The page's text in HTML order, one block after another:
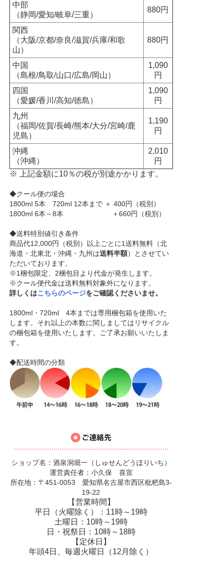
中部
（静岡/愛知/岐阜/三重）
880円
関西
（大阪/京都/奈良/滋賀/兵庫/和歌
山）
880円
中国
（島根/鳥取/山口/広島/岡山）
1,090
円
四国
（愛媛/香川/高知/徳島）
1,090
円
九州
（福岡/佐賀/長崎/熊本/大分/宮崎/鹿
児島）
1,190
円
沖縄
（沖縄）
2,010
円
※ 上記金額に10％の税が別途かかります。
◆クール便の場合
1800ml 5本 720ml 12本まで ＋ 400円（税別）
1800ml 6本～8本 ＋660円（税別）
◆送料特別値引き条件
商品代12,000円（税別）以上ごとに1送料無料（北
海道・北東北・沖縄・九州は送料半額）とさせてい
ただいております。
※1梱包限定、2梱包目より代金が発生します。
※クール便代金は送料無料対象外になります。
詳しくはこちらのページをご確認くださいませ。
1800ml・720ml 4本までは専用梱包箱を使用いた
します。それ以上の本数に関しましてはリサイクル
の梱包箱を使用いたします。ご了承お願いいたしま
す。
◆配送時間の分類
ショップ名：酒泉洞堀一（しゅせんどうほりいち）
運営責任者：小久保 喜宣
所在地：〒451-0053 愛知県名古屋市西区枇杷島3-
19-22
【営業時間】
平日（火曜除く）：11時～19時
土曜日：10時～19時
日・祝祭日：10時～18時
【定休日】
年頭4日、毎週火曜日（12月除く）